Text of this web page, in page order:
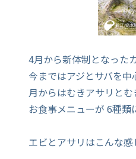
4月から新体制となった
今まではアジとサバを
月からはむきアサリと
お食事メニューが 6種類
エビとアサリはこんな感